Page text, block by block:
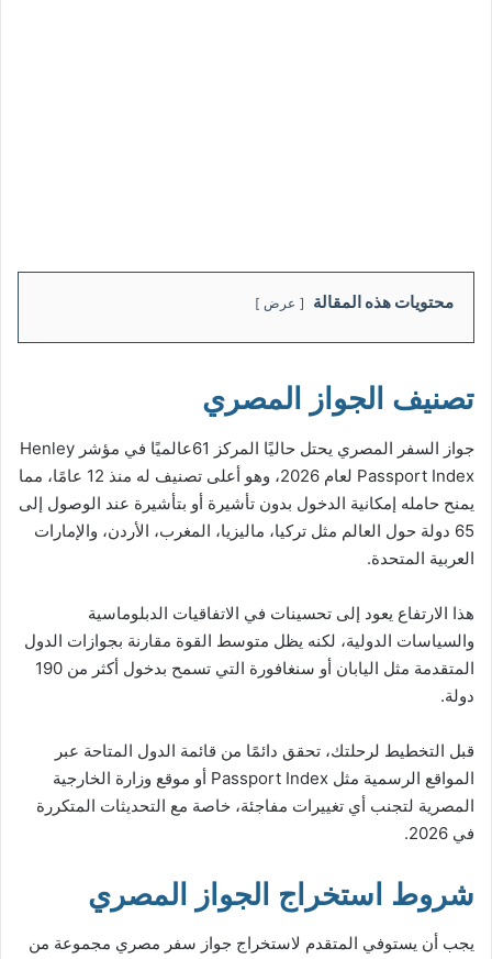
محتويات هذه المقالة عرض
تصنيف الجواز المصري
جواز السفر المصري يحتل حاليًا المركز 61عالميًا في مؤشر Henley
Passport Index لعام 2026، وهو أعلى تصنيف له منذ 12 عامًا، مما
يمنح حامله إمكانية الدخول بدون تأشيرة أو بتأشيرة عند الوصول إلى
65 دولة حول العالم مثل تركيا، ماليزيا، المغرب، الأردن، والإمارات
العربية المتحدة.
هذا الارتفاع يعود إلى تحسينات في الاتفاقيات الدبلوماسية
والسياسات الدولية، لكنه يظل متوسط القوة مقارنة بجوازات الدول
المتقدمة مثل اليابان أو سنغافورة التي تسمح بدخول أكثر من 190
دولة.
قبل التخطيط لرحلتك، تحقق دائمًا من قائمة الدول المتاحة عبر
المواقع الرسمية مثل Passport Index أو موقع وزارة الخارجية
المصرية لتجنب أي تغييرات مفاجئة، خاصة مع التحديثات المتكررة
في 2026.
شروط استخراج الجواز المصري
يجب أن يستوفي المتقدم لاستخراج جواز سفر مصري​ مجموعة من